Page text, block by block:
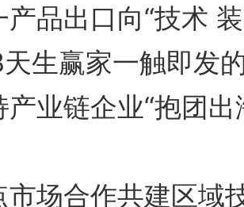
品出口向“技术 装
生赢家一触即发
业链企业“抱团出
场合作共建区域